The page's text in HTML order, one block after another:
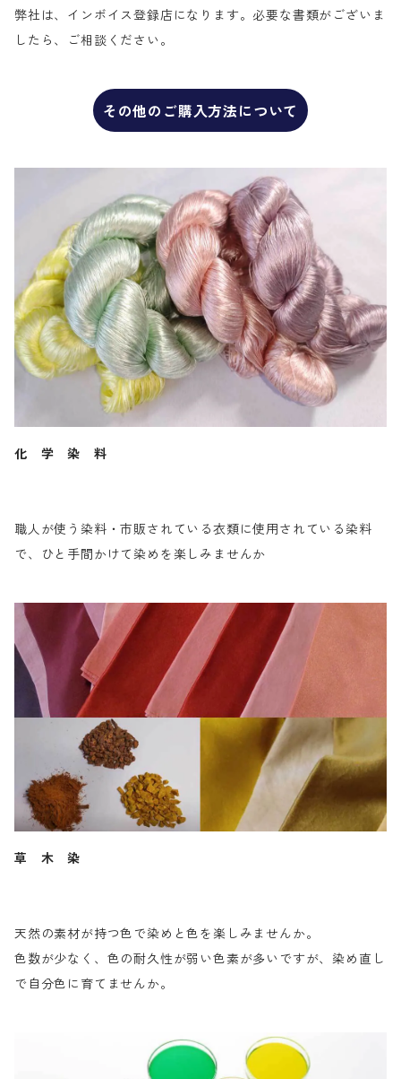
弊社は、インボイス登録店になります。必要な書類がございま
したら、ご相談ください。
その他のご購入方法について
化 学 染 料
職人が使う染料・市販されている衣類に使用されている染料
で、ひと手間かけて染めを楽しみませんか
草 木 染
天然の素材が持つ色で染めと色を楽しみませんか。
色数が少なく、色の耐久性が弱い色素が多いですが、染め直し
で自分色に育てませんか。